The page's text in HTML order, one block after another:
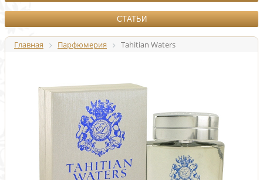
СТАТЬИ
Главная Парфюмерия Tahitian Waters